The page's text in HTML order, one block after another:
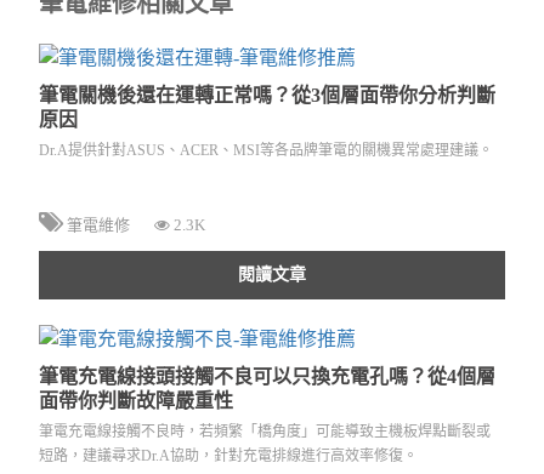
筆電關機後還在運轉正常嗎？從3個層面帶你分析判斷
原因
Dr.A提供針對ASUS、ACER、MSI等各品牌筆電的關機異常處理建議。
筆電維修 2.3K
閱讀文章
筆電充電線接頭接觸不良可以只換充電孔嗎？從4個層
面帶你判斷故障嚴重性
筆電充電線接觸不良時，若頻繁「橋角度」可能導致主機板焊點斷裂或
短路，建議尋求Dr.A協助，針對充電排線進行高效率修復。